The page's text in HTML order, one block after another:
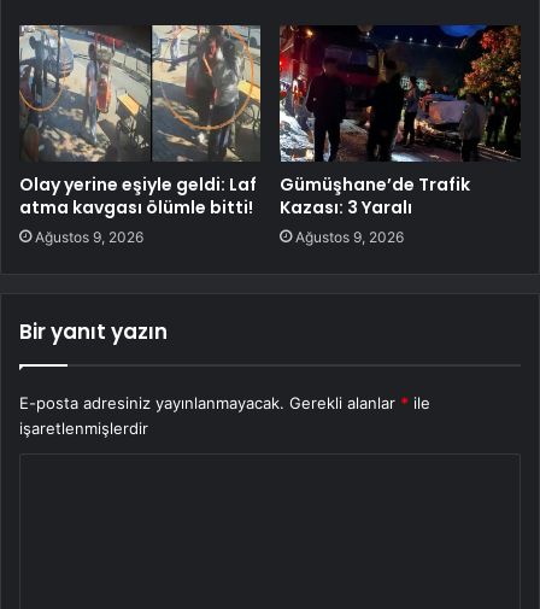
Olay yerine eşiyle geldi: Laf
atma kavgası ölümle bitti!
Ağustos 9, 2026
Gümüşhane’de Trafik
Kazası: 3 Yaralı
Ağustos 9, 2026
Bir yanıt yazın
E-posta adresiniz yayınlanmayacak. Gerekli alanlar * ile
işaretlenmişlerdir